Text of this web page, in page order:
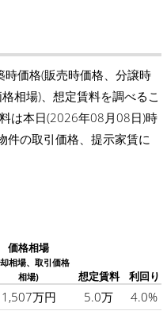
時価格(販売時価格、分譲時
相場)、想定賃料を調べるこ
は本日(2026年08月08日)時
件の取引価格、提示家賃に
価格相場
相場、取引価格
相場)
想定賃料 利回り
1,507万円 5.0万
4.0%